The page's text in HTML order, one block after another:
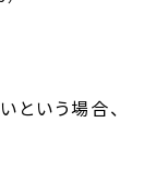
という場合、